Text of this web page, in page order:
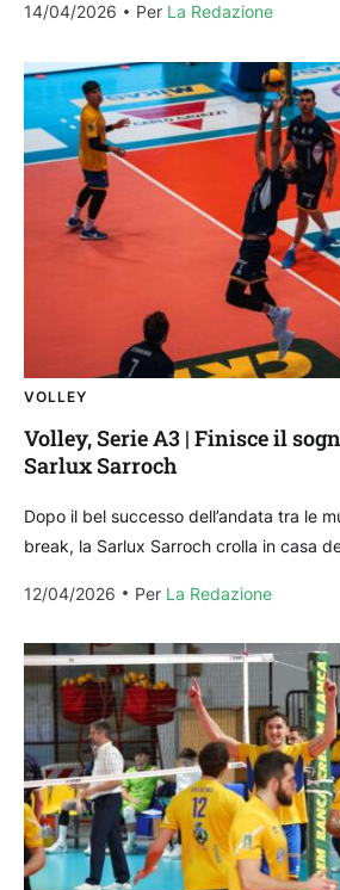
14/04/2026
Per La Redazione
VOLLEY
Volley, Serie A3 | Finisce il
Sarlux Sarroch
Dopo il bel successo dell’andata tra le
break, la Sarlux Sarroch crolla in casa
12/04/2026
Per La Redazione